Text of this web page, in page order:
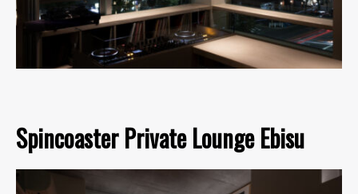
Spincoaster Private Lounge Ebisu